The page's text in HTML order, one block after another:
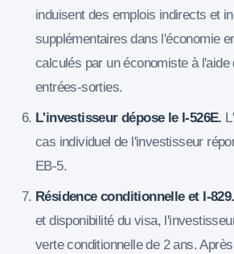
induisent des emplois indirects et
supplémentaires dans l'économie
calculés par un économiste à l'aide
entrées-sorties.
L'investisseur dépose le I-526E.
cas individuel de l'investisseur
EB-5.
Résidence conditionnelle et I-829.
et disponibilité du visa,
verte conditionnelle de 2 ans.